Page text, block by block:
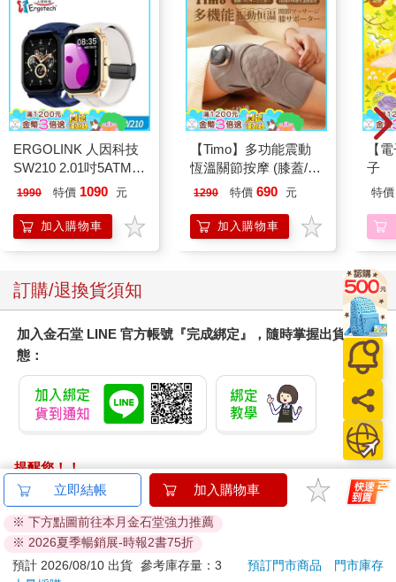
ERGOLINK 人因科技
SW210 2.01吋5ATM游
泳心率血氧藍牙通話腕
1990 特價 1090 元
加入購物車
【Timo】多功能震動
恆溫關節按摩 (膝蓋/
肩/手肘通用) 無線充電
膝熱敷 【單入組】
1290 特價 690 元
加入購物車
【
子
特價
訂購/退換貨須知
加入金石堂 LINE 官方帳號『完成綁定』，隨時掌握出貨動
態：
提醒您！！
金石堂及銀行均不會請您操作ATM! 如接獲電話要求您前往
ATM提款機，請不要聽從指示，以免受騙上當！
退換貨須知：
**提醒您，鑑賞期不等於試用期，退回商品須為全新狀態**
立即結帳 加入購物車
※ 下方點圖前往本月金石堂強力推薦
※ 2026夏季暢銷展-時報2書75折
預計 2026/08/10 出貨 參考庫存量：3 預訂門市商品
門市庫存